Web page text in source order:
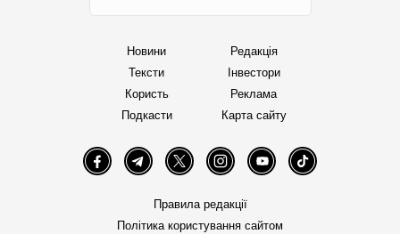
Новини
Тексти
Користь
Подкасти
Редакція
Інвестори
Реклама
Карта сайту
FacebookTelegramTwitter InstagramYouTube TikTok
Правила редакції
Політика користування сайтом